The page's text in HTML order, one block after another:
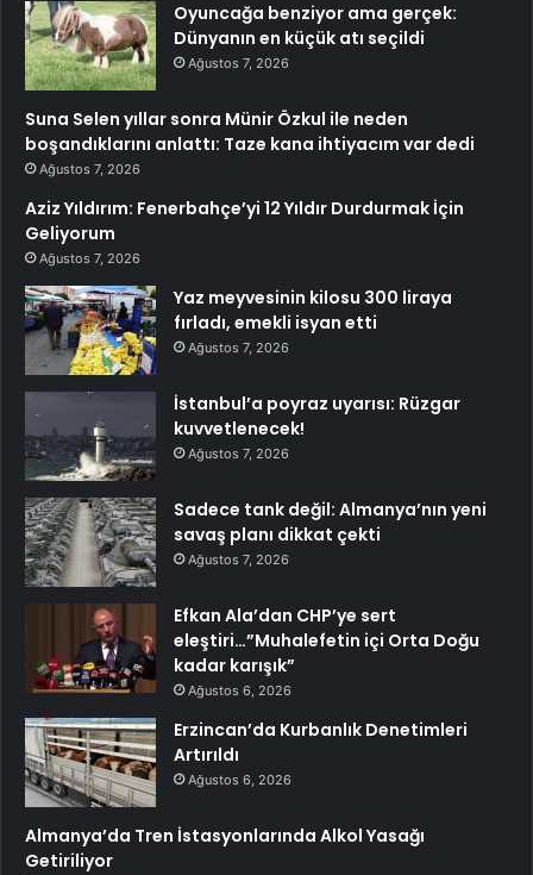
Oyuncağa benziyor ama gerçek:
Dünyanın en küçük atı seçildi
Ağustos 7, 2026
Suna Selen yıllar sonra Münir Özkul ile neden
boşandıklarını anlattı: Taze kana ihtiyacım var dedi
Ağustos 7, 2026
Aziz Yıldırım: Fenerbahçe’yi 12 Yıldır Durdurmak İçin
Geliyorum
Ağustos 7, 2026
Yaz meyvesinin kilosu 300 liraya
fırladı, emekli isyan etti
Ağustos 7, 2026
İstanbul’a poyraz uyarısı: Rüzgar
kuvvetlenecek!
Ağustos 7, 2026
Sadece tank değil: Almanya’nın yeni
savaş planı dikkat çekti
Ağustos 7, 2026
Efkan Ala’dan CHP’ye sert
eleştiri…”Muhalefetin içi Orta Doğu
kadar karışık”
Ağustos 6, 2026
Erzincan’da Kurbanlık Denetimleri
Artırıldı
Ağustos 6, 2026
Almanya’da Tren İstasyonlarında Alkol Yasağı
Getiriliyor